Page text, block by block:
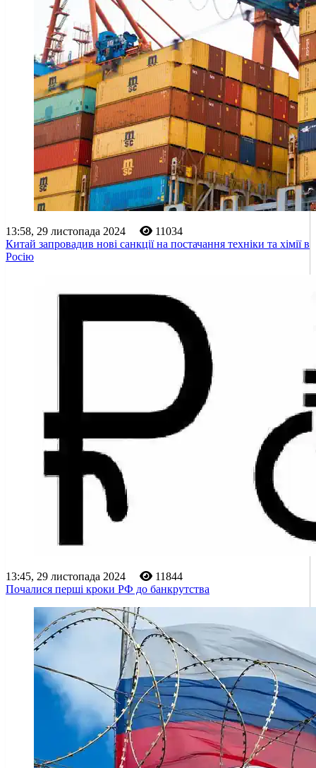
13:58, 29 листопада 2024
11034
Китай запровадив нові санкції на постачання техніки та хімії в
Росію
13:45, 29 листопада 2024
11844
Почалися перші кроки РФ до банкрутства